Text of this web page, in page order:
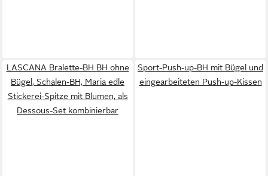
LASCANA Bralette-BH BH ohne
Bügel, Schalen-BH, Maria edle
Stickerei-Spitze mit Blumen, als
Dessous-Set kombinierbar
Sport-Push-up-BH mit Bügel und
eingearbeiteten Push-up-Kissen